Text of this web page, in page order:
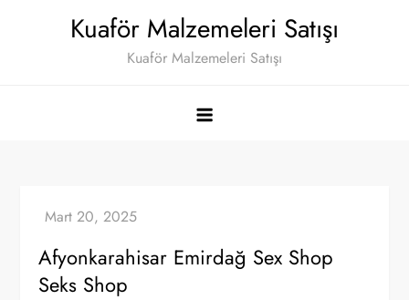
Kuaför Malzemeleri Satışı
Kuaför Malzemeleri Satışı
Afyonkarahisar Emirdağ Sex Shop
Seks Shop